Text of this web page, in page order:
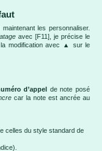
les personnaliser.
avec [F11], je précise le
la modification avec ▲ sur le
d’appel
de note posé
car la note est ancrée au
celles du style standard de